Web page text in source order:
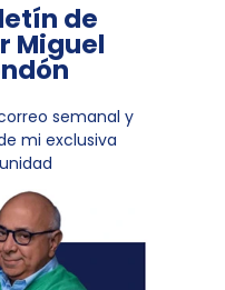
de
Miguel
semanal y
mi exclusiva